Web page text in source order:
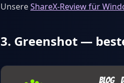
UnsereShareX-Review für
3. Greenshot —